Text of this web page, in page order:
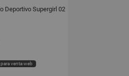
Deportivo Supergirl 02
venta web